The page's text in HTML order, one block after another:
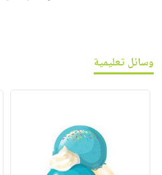
وسائل تعليمية